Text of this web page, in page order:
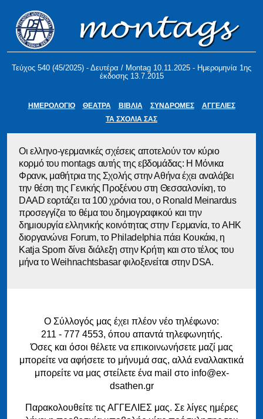
Τεύχος 540 (45/2025) - Δευτέρα / Montag 10.11.2025 - Ημερομηνία 1ης
έκδοσης 13.7.2015
ΗΜΕΡΟΛΟΓΙΟ ΘΕΑΤΡΑ ΒΙΒΛΙΑ ΣΥΝΔΡΟΜΕΣ
ΑΓΓΕΛΙΕΣ
ΤΑ ΣΧΟΛΙΑ ΣΑΣ
Οι ελληνο-γερμανικές σχέσεις αποτελούν τον κύριο
κορμό του montags αυτής της εβδομάδας: Η Μόνικα
Φρανκ, μαθήτρια της Σχολής στην Αθήνα έχει αναλάβει
την θέση της Γενικής Προξένου στη Θεσσαλονίκη, το
DAAD εορτάζει τα 100 χρόνια του, ο Ronald Meinardus
προσεγγίζει το θέμα του δημογραφικού και την
δημιουργία ελληνικής κοινότητας στην Γερμανία, το AHK
διοργανώνει Forum, το Philadelphia πάει Κουκάκι, η
Katja Sporn δίνει διάλεξη στην Κρήτη και στο τέλος του
μήνα το Weihnachtsbasar φιλοξενείται στην DSA.
Ο Σύλλογός μας έχει πλέον νέο τηλέφωνο:
211 - 777 4553, όπου απαντά τηλεφωνητής.
Όσες και όσοι θέλετε να επικοινωνήσετε μαζί μας
μπορείτε να αφήσετε το μήνυμά σας, αλλά εναλλακτικά
μπορείτε να μας στείλετε ένα mail στο info@ex-
dsathen.gr
Παρακολουθείτε τις ΑΓΓΕΛΙΕΣ μας. Σε λίγες ημέρες